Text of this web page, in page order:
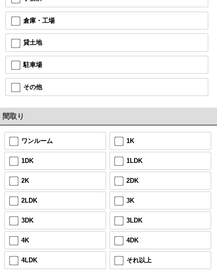
倉庫・工場
貸土地
駐車場
その他
間取り
ワンルーム 1K
1DK 1LDK
2K 2DK
2LDK 3K
3DK 3LDK
4K 4DK
4LDK それ以上